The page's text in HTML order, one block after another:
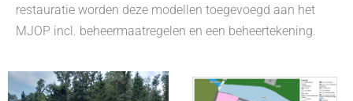
restauratie worden deze modellen toegevoegd aan het
MJOP incl. beheermaatregelen en een beheertekening.